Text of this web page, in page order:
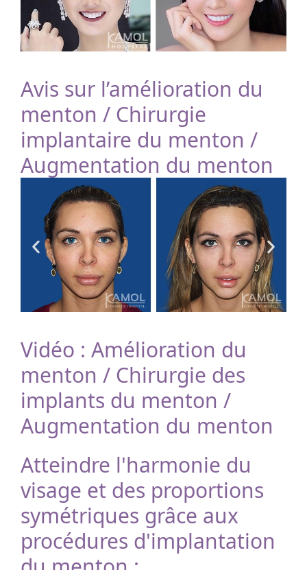
Avis sur l’amélioration du
menton / Chirurgie
implantaire du menton /
Augmentation du menton
Vidéo : Amélioration du
menton / Chirurgie des
implants du menton /
Augmentation du menton
Atteindre l'harmonie du
visage et des proportions
symétriques grâce aux
procédures d'implantation